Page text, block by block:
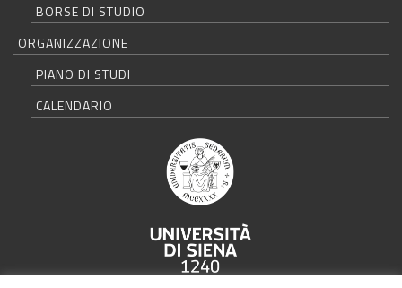
BORSE DI STUDIO
ORGANIZZAZIONE
PIANO DI STUDI
CALENDARIO